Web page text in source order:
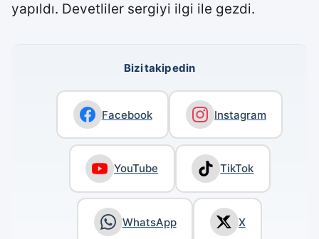
yapıldı. Devetliler sergiyi ilgi ile gezdi.
Bizi takip edin
Facebook Instagram
YouTube TikTok
WhatsApp X